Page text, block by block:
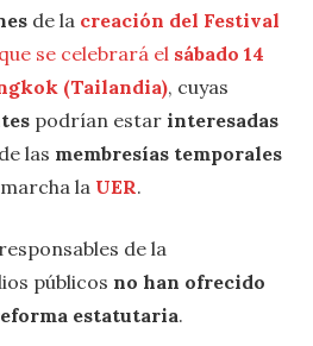
de la creación del Festival
se celebrará el sábado 14
(Tailandia), cuyas
podrían estar interesadas
las membresías temporales
la UER.
de la
públicos no han ofrecido
estatutaria.